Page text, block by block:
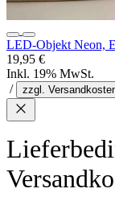
LED-Objekt Neon,
19,95 €
Inkl. 19% MwSt.
/
zzgl.